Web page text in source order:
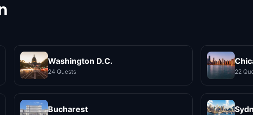
Washington D.C.
24 Quests 22
Bucharest